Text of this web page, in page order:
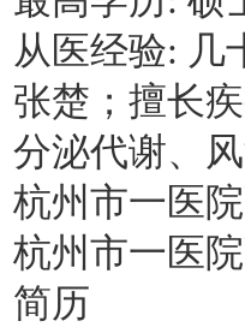
从医经验: 几
张楚； 擅长
分泌代谢、
杭州市一医
杭州市一医
简历